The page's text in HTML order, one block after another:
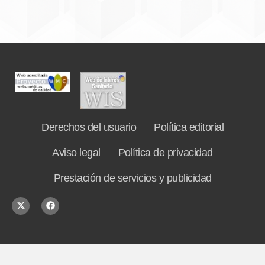
Derechos del usuario Política editorial
Aviso legal Política de privacidad
Prestación de servicios y publicidad